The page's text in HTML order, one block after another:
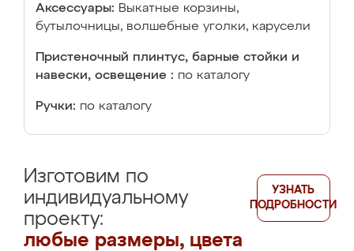
Аксессуары: Выкатные корзины,
бутылочницы, волшебные уголки, карусели
Пристеночный плинтус, барные стойки и
навески, освещение : по каталогу
Ручки: по каталогу
Изготовим по
индивидуальному
проекту:
любые размеры, цвета
УЗНАТЬ
ПОДРОБНОСТИ